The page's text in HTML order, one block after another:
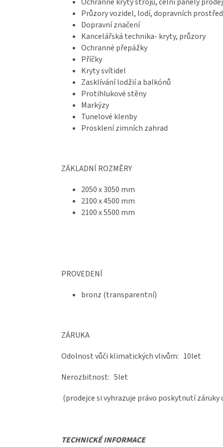
Průzory vozidel, lodí, dopravních
Dopravní značení
Kancelářská technika- kryty, průzory
Ochranné přepážky
Příčky
Kryty svítidel
Zasklívání lodžií a balkónů
Protihlukové stěny
Markýzy
Tunelové klenby
Prosklení zimních zahrad
ZÁKLADNÍ ROZMĚRY
2050 x 3050 mm
2100 x 4500 mm
2100 x 5500 mm
PROVEDENÍ
bronz (transparentní)
ZÁRUKA
Odolnost vůči klimatických vlivům: 10let
Nerozbitnost: 5let
(prodejce si vyhrazuje právo poskytnutí záruky
TECHNICKÉ INFORMACE